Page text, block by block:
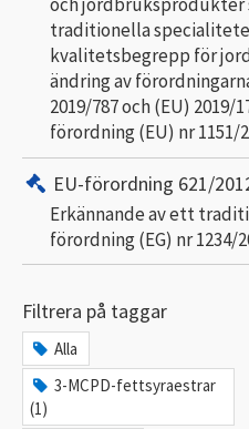
traditionella
kvalitetsbegrepp för
ändring av
2019/787 och (EU) 2019/
förordning (EU) nr 1151/
EU-förordning 621/
Erkännande av ett
förordning (EG) nr 1234/
Filtrera på taggar
Alla
3-MCPD-fettsyraestrar
(1)